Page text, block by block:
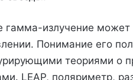
гамма-излучение
Понимание его
теориями о
LEAP, поляриметр,